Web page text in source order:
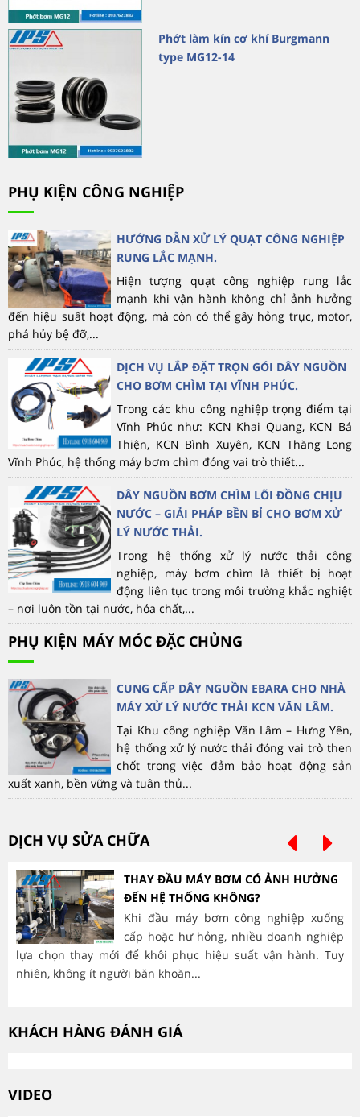
Phớt làm kín cơ khí Burgmann
type MG12-14
PHỤ KIỆN CÔNG NGHIỆP
HƯỚNG DẪN XỬ LÝ QUẠT CÔNG NGHIỆP
RUNG LẮC MẠNH.
Hiện tượng quạt công nghiệp rung lắc
mạnh khi vận hành không chỉ ảnh hưởng
đến hiệu suất hoạt động, mà còn có thể gây hỏng trục, motor,
phá hủy bệ đỡ,...
DỊCH VỤ LẮP ĐẶT TRỌN GÓI DÂY NGUỒN
CHO BƠM CHÌM TẠI VĨNH PHÚC.
Trong các khu công nghiệp trọng điểm tại
Vĩnh Phúc như: KCN Khai Quang, KCN Bá
Thiện, KCN Bình Xuyên, KCN Thăng Long
Vĩnh Phúc, hệ thống máy bơm chìm đóng vai trò thiết...
DÂY NGUỒN BƠM CHÌM LÕI ĐỒNG CHỊU
NƯỚC – GIẢI PHÁP BỀN BỈ CHO BƠM XỬ
LÝ NƯỚC THẢI.
Trong hệ thống xử lý nước thải công
nghiệp, máy bơm chìm là thiết bị hoạt
động liên tục trong môi trường khắc nghiệt
– nơi luôn tồn tại nước, hóa chất,...
PHỤ KIỆN MÁY MÓC ĐẶC CHỦNG
CUNG CẤP DÂY NGUỒN EBARA CHO NHÀ
MÁY XỬ LÝ NƯỚC THẢI KCN VĂN LÂM.
Tại Khu công nghiệp Văn Lâm – Hưng Yên,
hệ thống xử lý nước thải đóng vai trò then
chốt trong việc đảm bảo hoạt động sản
xuất xanh, bền vững và tuân thủ...
DỊCH VỤ SỬA CHỮA
THAY ĐẦU MÁY BƠM CÓ ẢNH HƯỞNG
ĐẾN HỆ THỐNG KHÔNG?
Khi đầu máy bơm công nghiệp xuống
cấp hoặc hư hỏng, nhiều doanh nghiệp
lựa chọn thay mới để khôi phục hiệu suất vận hành. Tuy
nhiên, không ít người băn khoăn...
KHÁCH HÀNG ĐÁNH GIÁ
VIDEO